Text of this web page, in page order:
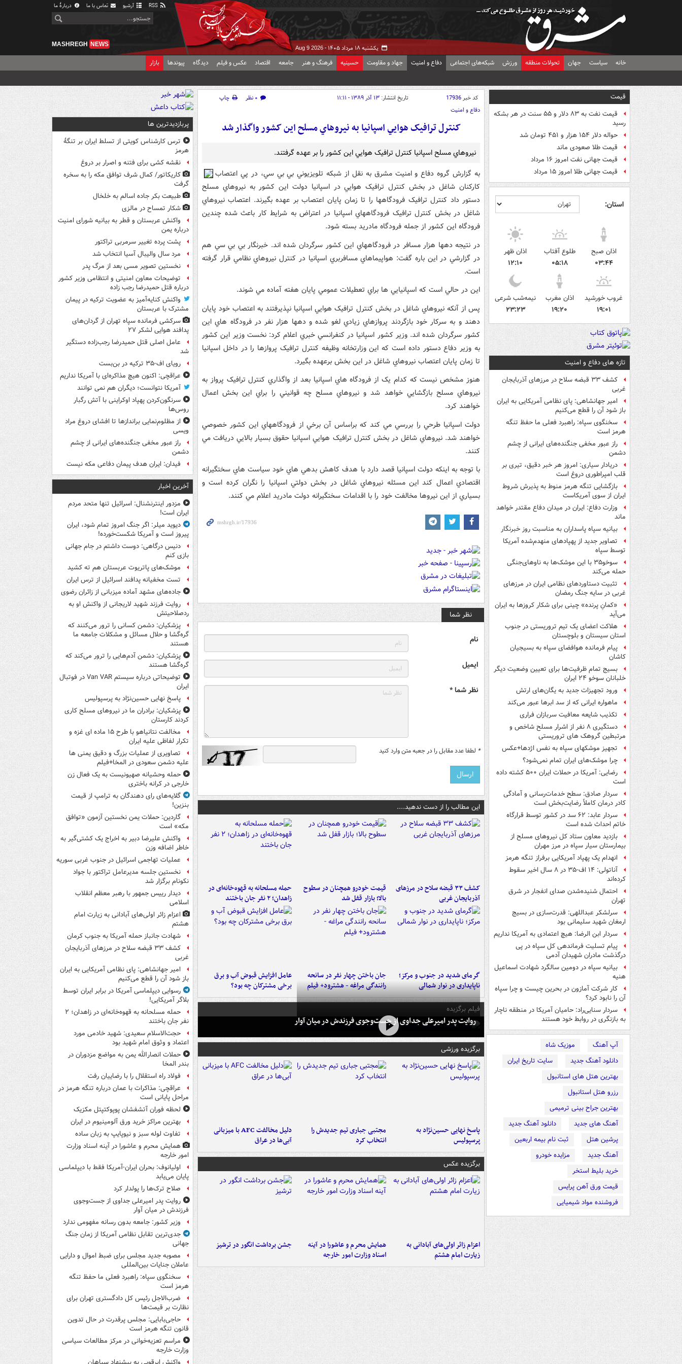
آرشیو تماس با ما دربارهٔ ما
یکشنبه ۱۸ مرداد ۱۴۰۵ - Aug 9 2026
MASHREGH NEWS
خانه سیاست جهان تحولات منطقه ورزش شبکه‌های اجتماعی دفاع و امنیت جهاد و مقاومت حسینیه فرهنگ و هنر جامعه اقتصاد عکس و فیلم دیدگاه پیوندها بازار
قیمت
قیمت نفت به ۸۳ دلار و ۵۵ سنت در هر بشکه
رسید
حواله دلار ۱۵۴ هزار و ۴۵۱ تومان شد
قیمت طلا صعودی ماند
قیمت جهانی نفت امروز ۱۶ مرداد
قیمت جهانی طلا امروز ۱۵ مرداد
استان:
اذان صبح
۰۳:۴۴
طلوع آفتاب
۰۵:۱۸
اذان ظهر
۱۲:۱۰
غروب خورشید
۱۹:۰۱
اذان مغرب
۱۹:۲۰
نیمه‌شب شرعی
۲۳:۲۳
تازه های دفاع و امنیت
کشف ۳۳ قبضه سلاح در مرزهای آذربایجان
غربی
امیر جهانشاهی: پای نظامی آمریکایی به ایران
باز شود آن را قطع می‌کنیم
سخنگوی سپاه: راهبرد فعلی ما حفظ تنگه
هرمز است
راز عبور مخفی جنگنده‌های ایرانی از چشم
دشمن
دریادار سیاری: امروز هر خبر دقیق، تیری بر
قلب امپراطوری دروغ است
بازگشایی تنگه هرمز منوط به پذیرش شروط
ایران از سوی آمریکاست
وزارت دفاع: ایران در میدان دفاع مقتدر خواهد
ماند
بیانیه سپاه پاسداران به مناسبت روز خبرنگار
تصاویر جدید از پهپادهای منهدم‌شده آمریکا
توسط سپاه
سوخو۳۵ با این موشک‌ها به ناوهای‌جنگی
حمله می‌کند
تثبیت دستاوردهای نظامی ایران در مرزهای
غربی در سایه جنگ رمضان
«کمانِ پرنده» چینی برای شکار کروزها به ایران
می‌آید
هلاکت اعضای یک تیم تروریستی در جنوب
استان سیستان و بلوچستان
پیام فرمانده هوافضای سپاه به بسیجیان
کاشان
بسیج تمام ظرفیت‌ها برای تعیین وضعیت دیگر
خلبانان سوخو ۲۴ ایران
ورود تجهیزات جدید به یگان‌های ارتش
ماهواره ایرانی که از سد ابرها عبور می‌کند
تکذیب شایعه معافیت سربازان فراری
دستگیری ۸ نفر از اشرار مسلح شاخص و
مرتبطین گروهک های تروریستی
تجهیز موشکهای سپاه به نفس اژدها+عکس
چرا موشک‌های ایران تمام نمی‌شود؟
رضایی: آمریکا در حملات ایران ۵۰۰ کشته داده
است
سردار صادق: سطح خدمات‌رسانی و آمادگی
کادر درمان کاملاً رضایت‌بخش است
سردار عابد: ۶۲ سد در کشور توسط قرارگاه
خاتم احداث شده است
بازدید معاون ستاد کل نیروهای مسلح از
بیمارستان سیار سپاه در مرز مهران
انهدام یک پهپاد آمریکایی برفراز تنگه هرمز
آناتولی: ۱۴ اف-۳۵ در ۸ سال اخیر سقوط
کرده‌اند
احتمال شنیده‌شدن صدای انفجار در شرق
تهران
سرلشکر عبداللهی: قدرت‌سازی در بسیج
ارمغان شهید سلیمانی بود
سردار ابن الرضا: هیچ اعتمادی به آمریکا نداریم
پیام تسلیت فرماندهی کل سپاه در پی
درگذشت مادران شهیدان آدمی
بیانیه سپاه در دومین سالگرد شهادت اسماعیل
هنیه
کار شرکت آمازون در بحرین چیست و چرا سپاه
آن را نابود کرد؟
سردار سنایی‌راد: حامیان آمریکا در منطقه ناچار
به بازنگری در روابط خود هستند
آپ آهنگ
موزیک شاه
دانلود آهنگ جدید
سایت تاریخ ایران
بهترین هتل های استانبول
رزرو هتل استانبول
بهترین جراح بینی ترمیمی
آهنگ های جدید
دانلود آهنگ جدید
پرشین هتل
ثبت نام بیمه اربعین
آهنگ جدید
مزایده خودرو
خرید بلیط استخر
قیمت ورق آهن پرایس
فروشنده مواد شیمیایی
کد خبر17936 تاریخ انتشار: ۱۳ آذر ۱۳۸۹ - ۱۱:۱۱ ۰ نظر
چاپ
دفاع و امنیت
کنترل ترافيک هوايي اسپانيا به نيروهاي مسلح اين کشور واگذار شد
نيروهاي مسلح اسپانيا کنترل ترافيک هوايي اين کشور را بر عهده گرفتند.
به گزارش گروه دفاع و امنيت مشرق به نقل از شبکه تلويزيوني بي بي سي، در پي اعتصاب
کارکنان شاغل در بخش کنترل ترافيک هوايي در اسپانيا دولت اين کشور به نيروهاي مسلح
دستور داد کنترل ترافيک فرودگاهها را تا زمان پايان اعتصاب بر عهده بگيرند. اعتصاب نيروهاي
شاغل در بخش کنترل ترافيک فرودگاههاي اسپانيا در اعتراض به شرايط کار باعث شده چندين
فرودگاه اين کشور از جمله فرودگاه مادريد بسته شود.
در نتيجه دهها هزار مسافر در فرودگاههاي اين کشور سرگردان شده اند. خبرنگار بي بي سي هم
در گزارشي در اين باره گفت: هواپيماهاي مسافربري اسپانيا در کنترل نيروهاي نظامي قرار گرفته
است.
اين در حالي است که اسپانيايي ها براي تعطيلات عمومي پايان هفته آماده مي شوند.
پس از آنکه نيروهاي شاغل در بخش کنترل ترافيک هوايي اسپانيا نپذيرفتند به اعتصاب خود پايان
دهند و به سرکار خود بازگردند پروازهاي زيادي لغو شده و دهها هزار نفر در فرودگاه هاي اين
کشور سرگردان شده اند. وزير کشور اسپانيا در کنفرانسي خبري اعلام کرد: نخست وزير اين کشور
به وزير دفاع دستور داده است که اين وزارتخانه وظيفه کنترل ترافيک پروازها را در داخل اسپانيا
تا زمان پايان اعتصاب نيروهاي شاغل در اين بخش برعهده بگيرد.
هنوز مشخص نيست که کدام يک از فرودگاه هاي اسپانيا بعد از واگذاري کنترل ترافيک پرواز به
نيروهاي مسلح بازگشايي خواهد شد و نيروهاي مسلح چه قوانيني را براي اين بخش اعمال
خواهند کرد.
دولت اسپانيا طرحي را بررسي مي کند که براساس آن برخي از فرودگاههاي اين کشور خصوصي
خواهند شد. نيروهاي شاغل در بخش کنترل ترافيک هوايي اسپانيا حقوق بسيار بالايي دريافت مي
کنند.
با توجه به اينکه دولت اسپانيا قصد دارد با هدف کاهش بدهي هاي خود سياست هاي سختگيرانه
اقتصادي اعمال کند اين مسئله نيروهاي شاغل در بخش دولتي اسپانيا را نگران کرده است و
بسياري از اين نيروها مخالفت خود را با اقدامات سختگيرانه دولت مادريد اعلام مي کنند.
نظر شما
نام
ایمیل
نظر شما *
* لطفا عدد مقابل را در جعبه متن وارد کنید
این مطالب را از دست ندهید....
کشف ۳۳ قبضه سلاح در مرزهای
آذربایجان غربی
قیمت خودرو همچنان در سطوح
بالا؛ بازار قفل شد
حمله مسلحانه به قهوه‌خانه‌ای در
زاهدان؛ ۲ نفر جان باختند
گرمای شدید در جنوب و مرکز؛
ناپایداری در نوار شمالی
جان باختن چهار نفر در سانحه
رانندگی مراغه - هشترود+ فیلم
عامل افزایش قبوض آب و برق
برخی مشترکان چه بود؟
فیلم برگزیده
روایت پدر امیرعلی جداوی از جست‌وجوی فرزندش در میان آوار
برگزیده ورزشی
پاسخ نهایی حسین‌نژاد به
پرسپولیس
مجتبی جباری تیم جدیدش را
انتخاب کرد
دلیل مخالفت AFC با میزبانی
آبی‌ها در عراق
برگزیده عکس
اعزام زائر اولی‌های آبادانی به
زیارت امام هشتم
همایش محرم و عاشورا در آینه
اسناد وزارت امور خارجه
جشن برداشت انگور در ترشیز
پربازدیدترین ها
ترس کارشناس کویتی از تسلط ایران بر تنگۀ
هرمز
نقشه کشی برای فتنه و اصرار بر دروغ
کاریکاتور/ کمال شرف توافق مکه را به سخره
گرفت
طبیعت بکر جاده اسالم به خلخال
شکار تمساح در مالزی
واکنش عربستان و قطر به بیانیه شورای امنیت
درباره یمن
پشت پرده تغییر سرمربی تراکتور
مرد سال والیبال آسیا انتخاب شد
نخستین تصویر مسی بعد از مرگ پدر
توضیحات معاون امنیتی و انتظامی وزیر کشور
درباره قتل حمیدرضا رجب زاده
واکنش کنایه‌آمیز به عضویت ترکیه در پیمان
مشترک با عربستان
سرکشی فرمانده سپاه تهران از گردان‌های
پدافند هوایی لشکر ۲۷
عامل اصلی قتل حمیدرضا رجب‌زاده دستگیر
شد
رویای اف-۳۵ ترکیه در بن‌بست
عراقچی: اکنون هیچ مذاکره‌ای با آمریکا نداریم
آمریکا نتوانست؛ دیگران هم نمی توانند
سرنگون‌کردن پهپاد اوکراینی با آتش رگبار
روس‌ها
از مظلوم‌نمایی براندازها تا افشای دروغ مراد
ویسی
راز عبور مخفی جنگنده‌های ایرانی از چشم
دشمن
فیدان: ایران هدف پیمان دفاعی مکه نیست
آخرین اخبار
مزدور اینترنشنال: اسرائیل تنها متحد مردم
ایران است!
دیوید میلر: اگر جنگ امروز تمام شود، ایران
پیروز است و آمریکا شکست‌خورده!
دنیس درگاهی: دوست داشتم در جام جهانی
بازی کنم
موشک‌های پاتریوت عربستان هم ته‌ کشید
تست مخفیانه پدافند اسرائیل از ترس ایران
جاده‌های مشهد آماده میزبانی از زائران رضوی
روایت فرزند شهید لاریجانی از واکنش او به
ردصلاحیتش
پزشکیان: دشمن کسانی را ترور می‌کنند که
گره‌گشا و حلال مسائل و مشکلات جامعه ما
هستند
پزشکیان: دشمن آدم‌هایی را ترور می‌کند که
گره‌گشا هستند
توضیحاتی درباره سیستم Van VAR در فوتبال
ایران
پاسخ نهایی حسین‌نژاد به پرسپولیس
پزشکیان: برادران ما در نیروهای مسلح کاری
کردند کارستان
مخالفت نتانیاهو با طرح ۱۵ ماده ای غزه و
تکرار لفاظی علیه ایران
تصاویری از عملیات بزرگ و دقیق یمنی ها
علیه دشمن سعودی در المخا+فیلم
حمله وحشیانه صهیونیست به یک فعال زن
خارجی در کرانه باختری
گلایه‌های رای دهندگان به ترامپ از قیمت
بنزین!
گاردین: حملات یمن نخستین آزمون «توافق
مکه» است
واکنش علیرضا دبیر به اخراج یک کشتی‌گیر به
خاطر اضافه وزن
عملیات تهاجمی اسرائیل در جنوب غربی سوریه
نخستین جلسه مدیرعامل تراکتور با جواد
نکونام برگزار شد
دیدار رییس جمهور با رهبر معظم انقلاب
اسلامی
اعزام زائر اولی‌های آبادانی به زیارت امام
هشتم
شهادت جانباز حمله آمریکا به جنوب کرمان
کشف ۳۳ قبضه سلاح در مرزهای آذربایجان
غربی
امیر جهانشاهی: پای نظامی آمریکایی به ایران
باز شود آن را قطع می‌کنیم
رسوایی دیپلماسی آمریکا در برابر ایران توسط
بلاگر آمریکایی!
حمله مسلحانه به قهوه‌خانه‌ای در زاهدان؛ ۲
نفر جان باختند
حجت‌الاسلام سعیدی: شهید خادمی مورد
اعتماد و وثوق امام شهید بود
حملات انصارالله یمن به مواضع مزدوران در
بندر المخا
فولاد راه استقلال را با رضاییان رفت
عراقچی: مذاکرات با عمان درباره تنگه هرمز در
مراحل پایانی است
لحظه فوران آتشفشان پوپوکتپتل مکزیک
بهترین مراکز خرید ورق آلومینیوم در ایران
تفاوت لوله سبز و نیوپایپ به زبان ساده
همایش محرم و عاشورا در آینه اسناد وزارت
امور خارجه
اولیانوف: بحران ایران-آمریکا فقط با دیپلماسی
پایان می‌یابد
صلاح ترک‌ها را پولدار کرد
روایت پدر امیرعلی جداوی از جست‌وجوی
فرزندش در میان آوار
وزیر کشور: جامعه بدون رسانه مفهومی ندارد
جدی‌ترین تقابل نظامی آمریکا از زمان جنگ
جهانی
مصوبه جدید مجلس برای ضبط اموال و دارایی
عاملان جنایات بین‌المللی
سخنگوی سپاه: راهبرد فعلی ما حفظ تنگه
هرمز است
ضرب‌الاجل رئیس کل دادگستری تهران برای
نظارت بر قیمت‌ها
حاجی‌بابایی: مجلس پرقدرت در حال تدوین
قانون تنگه هرمز است
مراسم تعزیه‌خوانی در مرکز مطالعات سیاسی
وزارت خارجه